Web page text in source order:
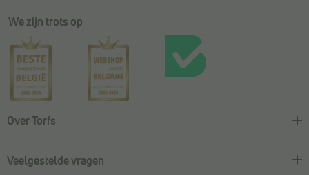
We zijn trots op
Over Torfs
Veelgestelde vragen